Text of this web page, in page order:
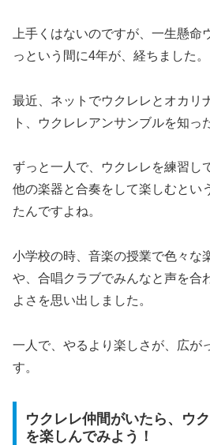
上手くはないのですが、一生懸命
っという間に4年が、経ちました。
最近、ネットでウクレレとオカリ
ト、ウクレレアンサンブルを知っ
ずっと一人で、ウクレレを練習し
他の楽器と合奏をして楽しむとい
たんですよね。
小学校の時、音楽の授業で色々な
や、合唱クラブでみんなと声を合
よさを思い出しました。
一人で、やるより楽しさが、広が
す。
ウクレレ仲間がいたら、ウ
を楽しんでみよう！